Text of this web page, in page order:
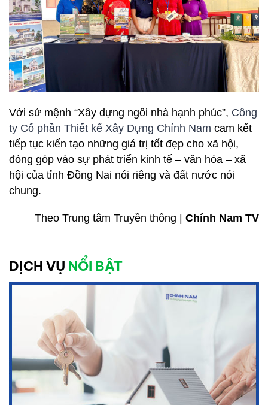
Với sứ mệnh “Xây dựng ngôi nhà hạnh phúc”, Công
ty Cổ phần Thiết kế Xây Dựng Chính Nam cam kết
tiếp tục kiến tạo những giá trị tốt đẹp cho xã hội,
đóng góp vào sự phát triển kinh tế – văn hóa – xã
hội của tỉnh Đồng Nai nói riêng và đất nước nói
chung.
Theo Trung tâm Truyền thông | Chính Nam TV
DỊCH VỤ NỔI BẬT